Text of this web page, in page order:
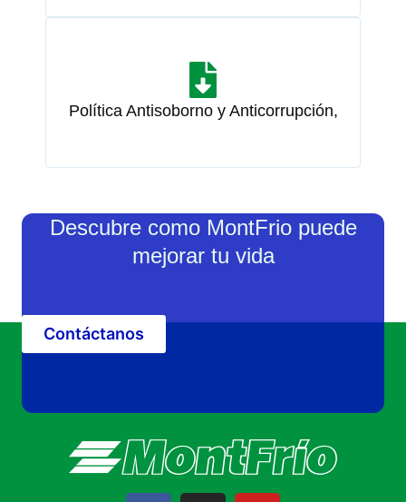
Política Antisoborno y Anticorrupción,
Descubre como MontFrio puede
mejorar tu vida
Contáctanos